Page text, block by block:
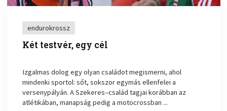
endurokrossz
Két testvér, egy cél
Izgalmas dolog egy olyan családot megismerni, ahol
mindenki sportol: sőt, sokszor egymás ellenfelei a
versenypályán. A Szekeres–család tagjai korábban az
atlétikában, manapság pedig a motocrossban ...